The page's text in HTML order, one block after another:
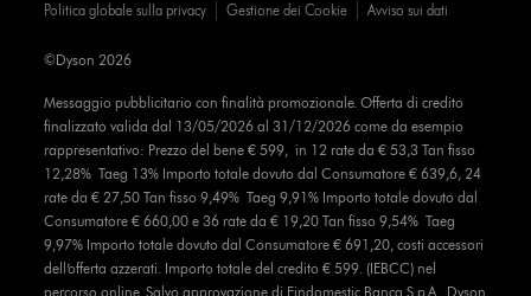
Politica globale sulla privacy Gestione dei Cookie Avviso sui dati
Messaggio pubblicitario con finalità promozionale. Offerta di credito
finalizzato valida dal 13/05/2026 al 31/12/2026 come da esempio
rappresentativo: Prezzo del bene € 599, in 12 rate da € 53,3 Tan fisso
12,28% Taeg 13% Importo totale dovuto dal Consumatore € 639,6, 24
rate da € 27,50 Tan fisso 9,49% Taeg 9,91% Importo totale dovuto dal
Consumatore € 660,00 e 36 rate da € 19,20 Tan fisso 9,54% Taeg
9,97% Importo totale dovuto dal Consumatore € 691,20, costi accessori
dell’offerta azzerati. Importo totale del credito € 599. (IEBCC) nel
percorso online. Salvo approvazione di Findomestic Banca S.p.A.. Dyson
©Dyson 2026